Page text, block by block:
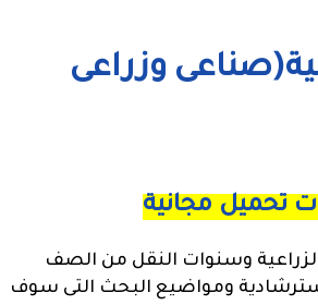
وزراعى
تحميل مجانية
وسنوات النقل من الصف
استرشادية ومواضيع البحث التى سوف